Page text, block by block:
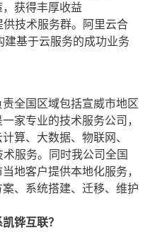
获得丰厚收益
技术服务群。阿里云合
基于云服务的成功业务
全国区域包括宣威市地区
家专业的技术服务公司，
算、大数据、物联网、
服务。同时我公司全国
地客户提供本地化服务，
、系统搭建、迁移、维护
铧互联？